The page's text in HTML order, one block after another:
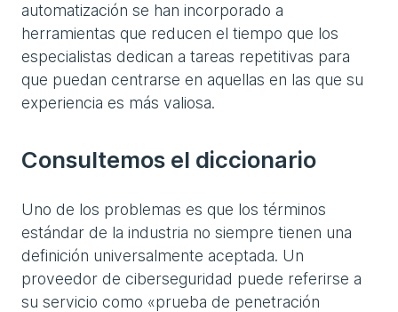
automatización se han incorporado a
herramientas que reducen el tiempo que los
especialistas dedican a tareas repetitivas para
que puedan centrarse en aquellas en las que su
experiencia es más valiosa.
Consultemos el diccionario
Uno de los problemas es que los términos
estándar de la industria no siempre tienen una
definición universalmente aceptada. Un
proveedor de ciberseguridad puede referirse a
su servicio como «prueba de penetración